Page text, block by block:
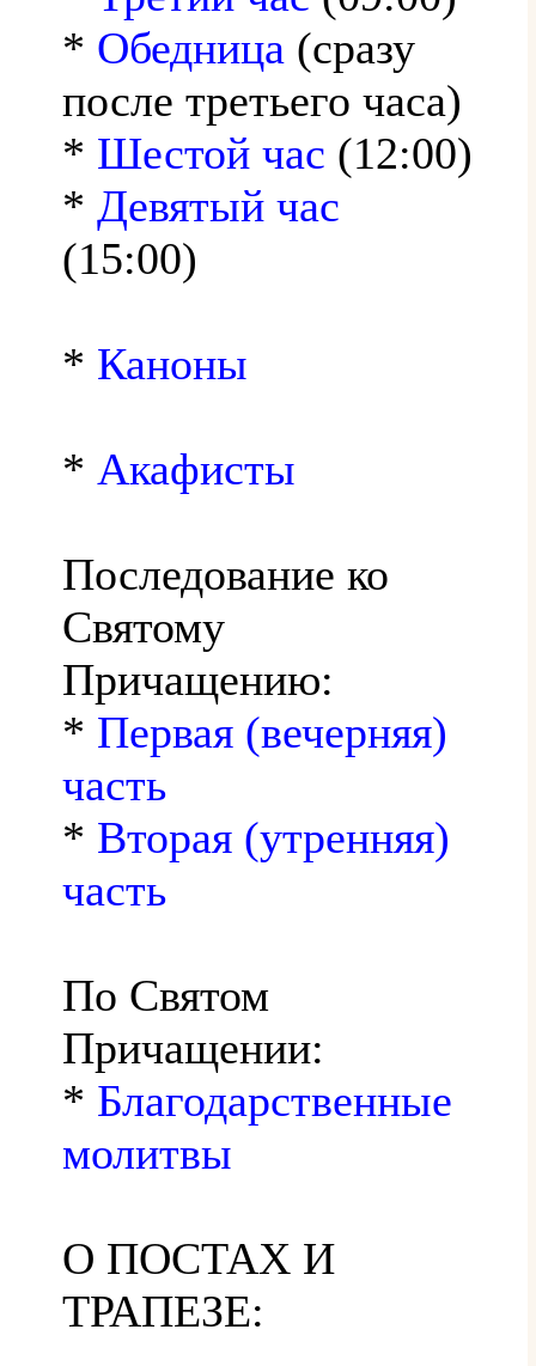
* Обедница (сразу
после третьего часа)
* Шестой час (12:00)
* Девятый час
(15:00)
* Каноны
* Акафисты
Последование ко
Святому
Причащению:
* Первая (вечерняя)
часть
* Вторая (утренняя)
часть
По Святом
Причащении:
* Благодарственные
молитвы
О ПОСТАХ И
ТРАПЕЗЕ: